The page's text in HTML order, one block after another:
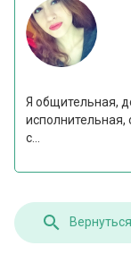
Я общительная,
исполнительная,
с...